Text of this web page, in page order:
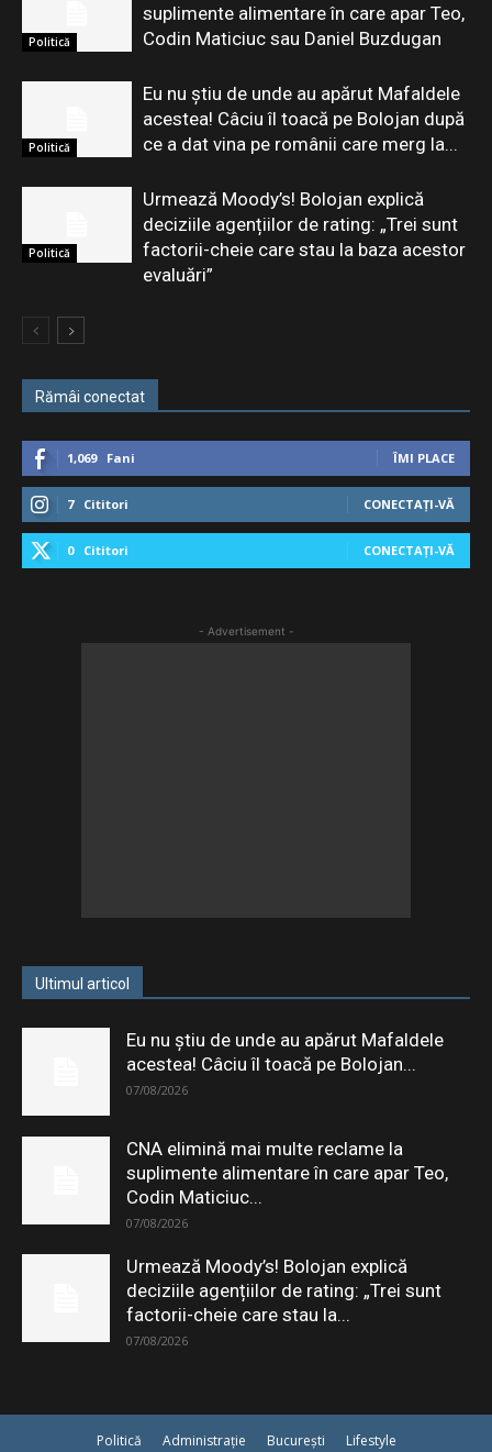
Politică
suplimente alimentare în care apar Teo,
Codin Maticiuc sau Daniel Buzdugan
Politică
Eu nu știu de unde au apărut Mafaldele
acestea! Câciu îl toacă pe Bolojan după
ce a dat vina pe românii care merg la...
Politică
Urmează Moody’s! Bolojan explică
deciziile agențiilor de rating: „Trei sunt
factorii-cheie care stau la baza acestor
evaluări”
Rămâi conectat
1,069 Fani ÎMI PLACE
7 Cititori CONECTAȚI-VĂ
0 Cititori CONECTAȚI-VĂ
- Advertisement -
Ultimul articol
Eu nu știu de unde au apărut Mafaldele
acestea! Câciu îl toacă pe Bolojan...
07/08/2026
CNA elimină mai multe reclame la
suplimente alimentare în care apar Teo,
Codin Maticiuc...
07/08/2026
Urmează Moody’s! Bolojan explică
deciziile agențiilor de rating: „Trei sunt
factorii-cheie care stau la...
07/08/2026
Politică Administrație București Lifestyle